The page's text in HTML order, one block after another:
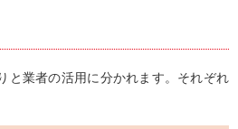
と業者の活用に分かれます。それぞれ